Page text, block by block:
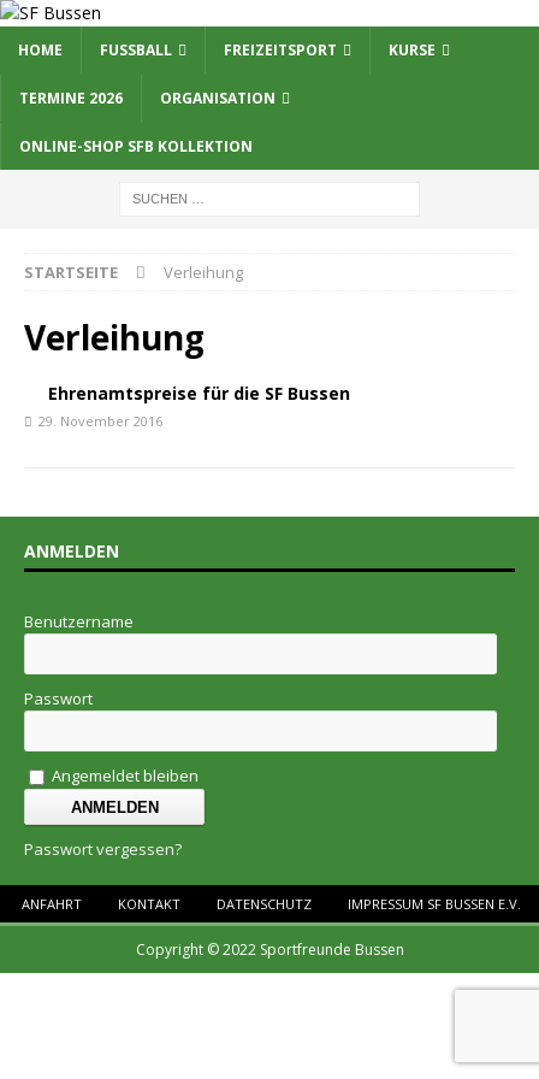
HOME FUSSBALL FREIZEITSPORT KURSE
TERMINE 2026 ORGANISATION
ONLINE-SHOP SFB KOLLEKTION
STARTSEITE Verleihung
Verleihung
Ehrenamtspreise für die SF Bussen
29. November 2016
ANMELDEN
Benutzername
Passwort
Angemeldet bleiben
Passwort vergessen?
ANFAHRT KONTAKT DATENSCHUTZ IMPRESSUM SF BUSSEN E.V.
Copyright © 2022 Sportfreunde Bussen